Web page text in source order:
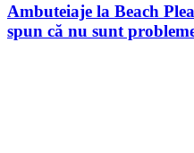
Ambuteiaje la Beach
spun că nu sunt